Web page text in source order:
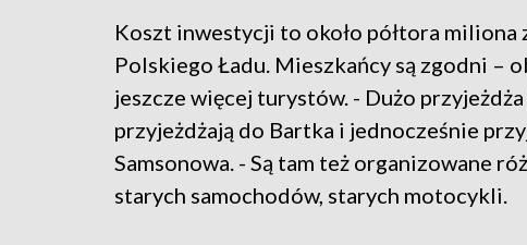
Koszt inwestycji to około półtora miliona
Polskiego Ładu. Mieszkańcy są zgodni –
jeszcze więcej turystów. - Dużo
przyjeżdżają do Bartka i jednocześnie
Samsonowa. - Są tam też organizowane
starych samochodów, starych motocykli.